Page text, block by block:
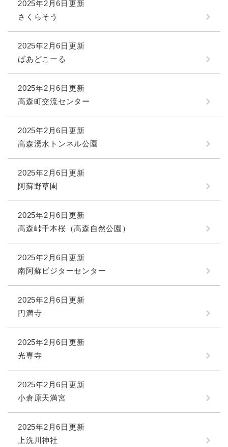
2025年2月6日更新
さくらそう
2025年2月6日更新
ばあどこーる
2025年2月6日更新
高森町交流センター
2025年2月6日更新
高森湧水トンネル公園
2025年2月6日更新
阿蘇野草園
2025年2月6日更新
高森峠千本桜（高森自然公園）
2025年2月6日更新
南阿蘇ビジターセンター
2025年2月6日更新
円満寺
2025年2月6日更新
光専寺
2025年2月6日更新
小倉原天満宮
2025年2月6日更新
上洗川神社